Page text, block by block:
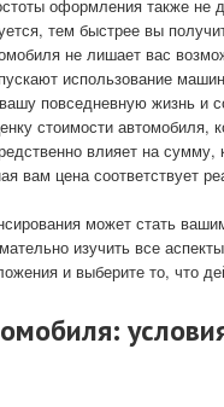
оформления также не
тем быстрее вы
не лишает вас
использование
повседневную жизнь и
стоимости автомобиля,
влияет на сумму,
вам цена соответствует
может стать
изучить все
и выберите то, что